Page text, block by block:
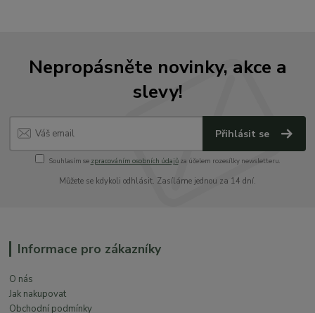
Nepropásněte novinky, akce a
slevy!
Přihlásit se
Souhlasím se zpracováním osobních údajůza účelem rozesílky newsletteru.
Můžete se kdykoli odhlásit. Zasíláme jednou za 14 dní.
Informace pro zákazníky
O nás
Jak nakupovat
Obchodní podmínky